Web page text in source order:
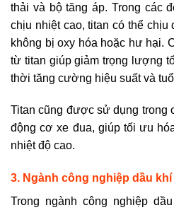
thải và bộ tăng áp. Trong các
chịu nhiệt cao, titan có thể
không bị oxy hóa hoặc hư hại.
từ titan giúp giảm trọng lượng
thời tăng cường hiệu suất và
Titan cũng được sử dụng trong
động cơ xe đua, giúp tối ưu
nhiệt độ cao.
3. Ngành công nghiệp dầu khí
Trong ngành công nghiệp